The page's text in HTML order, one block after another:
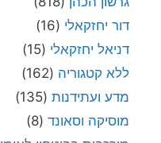
דור יחזקאלי (16)
דניאל יחזקאלי (15)
ללא קטגוריה (162)
מדע ועתידנות (135)
מוסיקה וסאונד (8)